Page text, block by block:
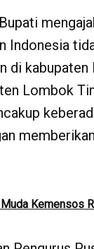
Indonesia
di
Lombok
Muda Kemensos